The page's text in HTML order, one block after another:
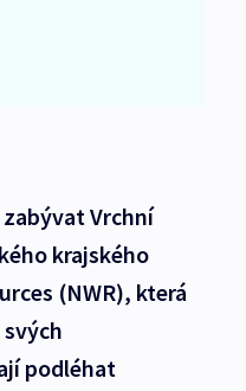
Vrchní
krajského
(NWR), která
podléhat